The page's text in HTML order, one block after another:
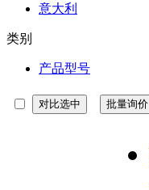
意大利
类别
产品型号